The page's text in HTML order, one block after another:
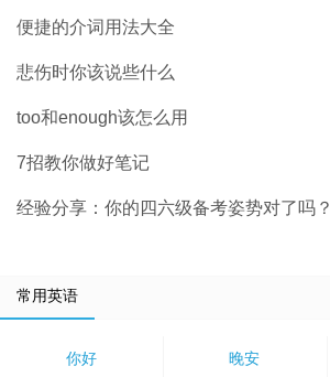
便捷的介词用法大全
悲伤时你该说些什么
too和enough该怎么用
7招教你做好笔记
经验分享：你的四六级备考姿势对了吗？
常用英语
你好 晚安